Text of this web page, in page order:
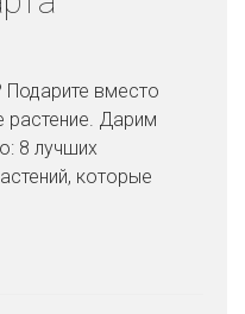
Подарите вместо
растение. Дарим
8 лучших
которые